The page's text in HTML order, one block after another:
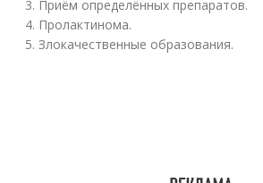
Приём определённых препаратов.
Пролактинома.
Злокачественные образования.